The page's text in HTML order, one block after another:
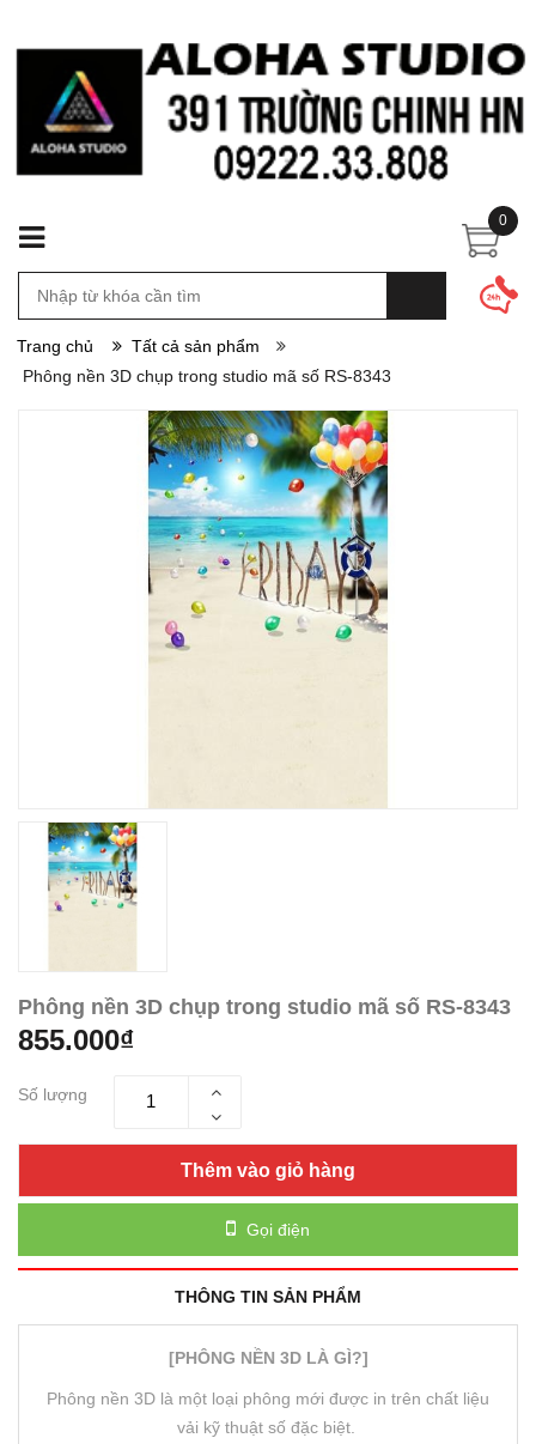
0
Trang chủ
Tất cả sản phẩm
Phông nền 3D chụp trong studio mã số RS-8343
Phông nền 3D chụp trong studio mã số RS-8343
855.000₫
Số lượng
Thêm vào giỏ hàng
Gọi điện
THÔNG TIN SẢN PHẨM
[PHÔNG NỀN 3D LÀ GÌ?]
Phông nền 3D là một loại phông mới được in trên chất liệu
vải kỹ thuật số đặc biệt.